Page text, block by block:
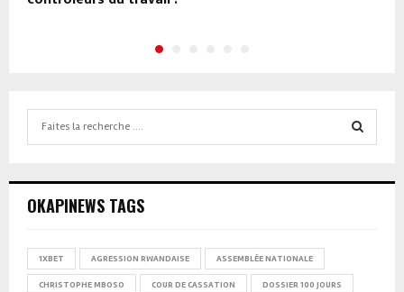
OKAPINEWS TAGS
1XBET AGRESSION RWANDAISE ASSEMBLÉE NATIONALE
CHRISTOPHE MBOSO COUR DE CASSATION DOSSIER 100 JOURS